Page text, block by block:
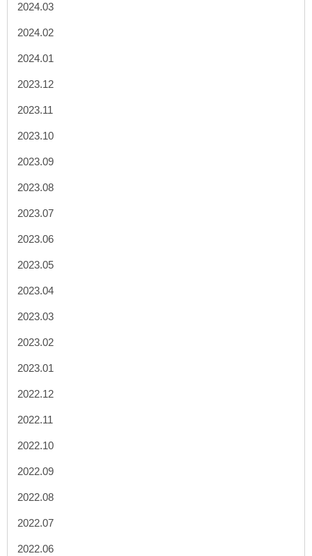
2024.03
2024.02
2024.01
2023.12
2023.11
2023.10
2023.09
2023.08
2023.07
2023.06
2023.05
2023.04
2023.03
2023.02
2023.01
2022.12
2022.11
2022.10
2022.09
2022.08
2022.07
2022.06